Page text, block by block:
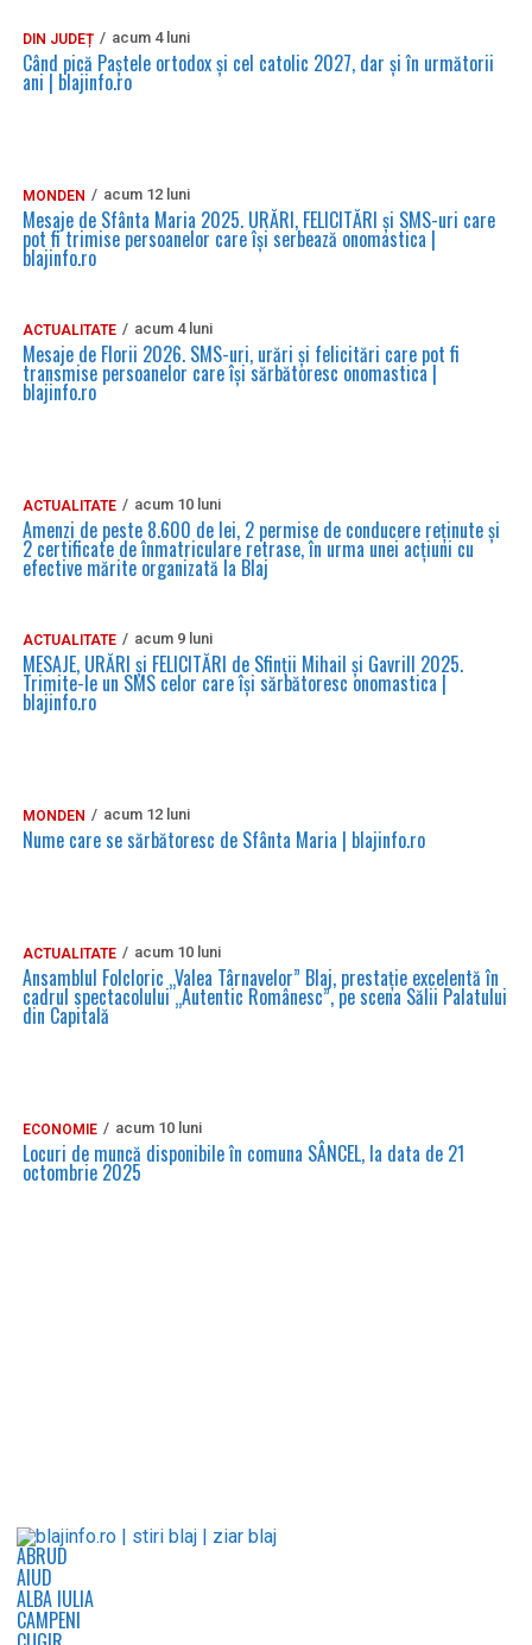
DIN JUDEȚ acum 4 luni
Când pică Paștele ortodox și cel catolic 2027, dar și în următorii
ani | blajinfo.ro
MONDEN acum 12 luni
Mesaje de Sfânta Maria 2025. URĂRI, FELICITĂRI și SMS-uri care
pot fi trimise persoanelor care își serbează onomastica |
blajinfo.ro
ACTUALITATE acum 4 luni
Mesaje de Florii 2026. SMS-uri, urări și felicitări care pot fi
transmise persoanelor care îşi sărbătoresc onomastica |
blajinfo.ro
ACTUALITATE acum 10 luni
Amenzi de peste 8.600 de lei, 2 permise de conducere reținute și
2 certificate de înmatriculare retrase, în urma unei acțiuni cu
efective mărite organizată la Blaj
ACTUALITATE acum 9 luni
MESAJE, URĂRI și FELICITĂRI de Sfinții Mihail și Gavrill 2025.
Trimite-le un SMS celor care își sărbătoresc onomastica |
blajinfo.ro
MONDEN acum 12 luni
Nume care se sărbătoresc de Sfânta Maria | blajinfo.ro
ACTUALITATE acum 10 luni
Ansamblul Folcloric „Valea Târnavelor” Blaj, prestație excelentă în
cadrul spectacolului „Autentic Românesc”, pe scena Sălii Palatului
din Capitală
ECONOMIE acum 10 luni
Locuri de muncă disponibile în comuna SÂNCEL, la data de 21
octombrie 2025
ABRUD
AIUD
ALBA IULIA
CAMPENI